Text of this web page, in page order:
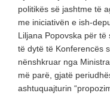
politikës së jashtme të
me iniciativën e ish-
Liljana Popovska për
të dytë të Konferencës
nënshkruar nga
më parë, gjatë
ashtuquajturin